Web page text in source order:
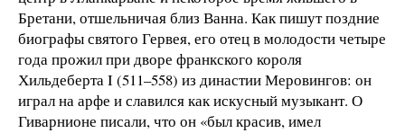
Бретани, отшельничая близ Ванна. Как пишут поздние
биографы святого Гервея, его отец в молодости четыре
года прожил при дворе франкского короля
Хильдеберта I (511–558) из династии Меровингов: он
играл на арфе и славился как искусный музыкант. О
Гиварнионе писали, что он «был красив, имел